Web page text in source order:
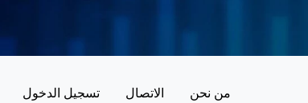
من نحن الاتصال تسجيل الدخول